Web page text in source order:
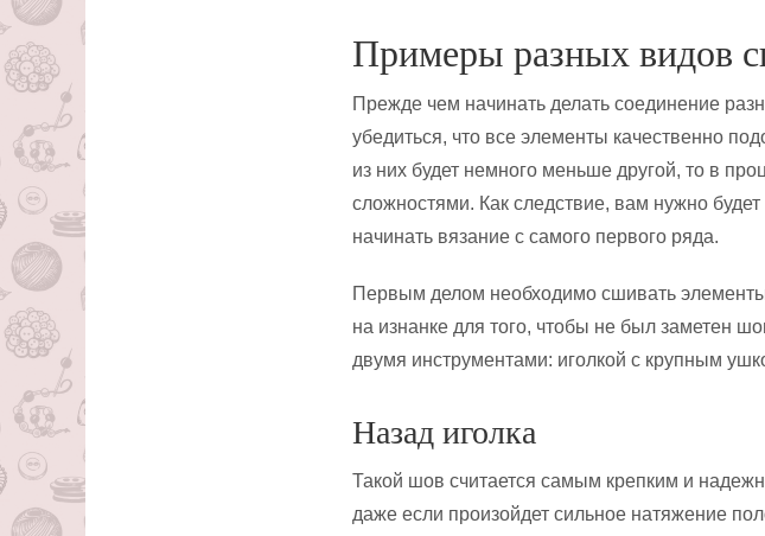
Примеры разных видов
Прежде чем начинать делать соединение
убедиться, что все элементы качественно
из них будет немного меньше другой, то в
сложностями. Как следствие, вам нужно
начинать вязание с самого первого ряда.
Первым делом необходимо сшивать
на изнанке для того, чтобы не был заметен
двумя инструментами: иголкой с крупным
Назад иголка
Такой шов считается самым крепким и
даже если произойдет сильное натяжение